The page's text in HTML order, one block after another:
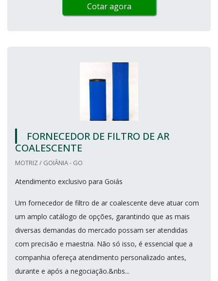
Cotar agora
FORNECEDOR DE FILTRO DE AR
COALESCENTE
MOTRIZ / GOIÂNIA - GO
Atendimento exclusivo para Goiás
Um fornecedor de filtro de ar coalescente deve atuar com
um amplo catálogo de opções, garantindo que as mais
diversas demandas do mercado possam ser atendidas
com precisão e maestria. Não só isso, é essencial que a
companhia ofereça atendimento personalizado antes,
durante e após a negociação.&nbs...